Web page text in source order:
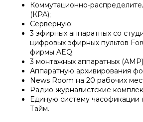
Коммутационно-
(КРА);
Серверную;
3 эфирных аппаратных со
цифровых эфирных пультов
фирмы AEQ;
3 монтажных аппаратных
Аппаратную архивирования
News Room на 20 рабочих
Радио-журналистские
Единую систему часофикации
Тайм.